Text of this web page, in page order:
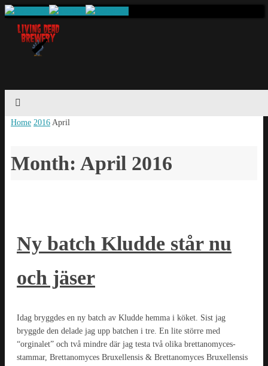
Home 2016 April
Month: April 2016
Ny batch Kludde står nu
och jäser
Idag bryggdes en ny batch av Kludde hemma i köket. Sist jag
bryggde den delade jag upp batchen i tre. En lite större med
“orginalet” och två mindre där jag testa två olika brettanomyces-
stammar, Brettanomyces Bruxellensis & Brettanomyces Bruxellensis